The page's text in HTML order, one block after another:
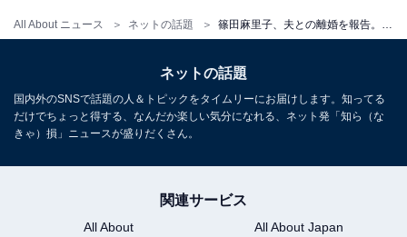
All About ニュース ネットの話題
ネットの話題
国内外のSNSで話題の人＆トピックをタイムリーにお届けします。知ってる
だけでちょっと得する、なんだか楽しい気分になれる、ネット発「知ら（な
きゃ）損」ニュースが盛りだくさん。
関連サービス
All About
All About Japan